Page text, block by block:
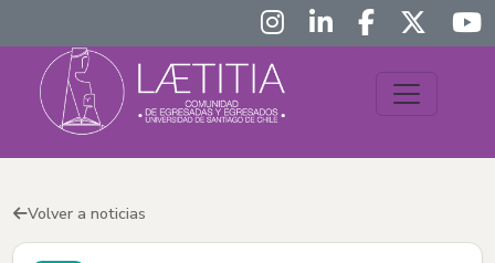
Volver a noticias